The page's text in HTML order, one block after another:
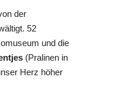
der
52
und die
(Pralinen in
Herz höher